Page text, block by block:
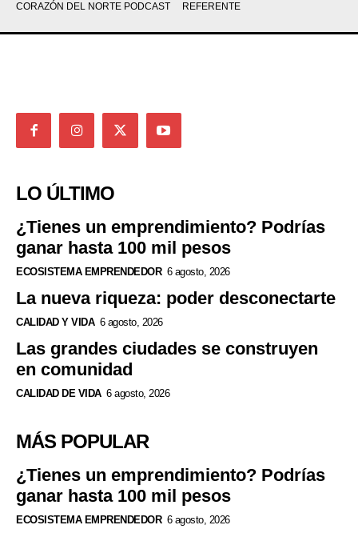
CORAZÓN DEL NORTE PODCAST
REFERENTE
LO ÚLTIMO
¿Tienes un emprendimiento? Podrías
ganar hasta 100 mil pesos
ECOSISTEMA EMPRENDEDOR 6 agosto, 2026
La nueva riqueza: poder desconectarte
CALIDAD Y VIDA 6 agosto, 2026
Las grandes ciudades se construyen
en comunidad
CALIDAD DE VIDA 6 agosto, 2026
MÁS POPULAR
¿Tienes un emprendimiento? Podrías
ganar hasta 100 mil pesos
ECOSISTEMA EMPRENDEDOR 6 agosto, 2026